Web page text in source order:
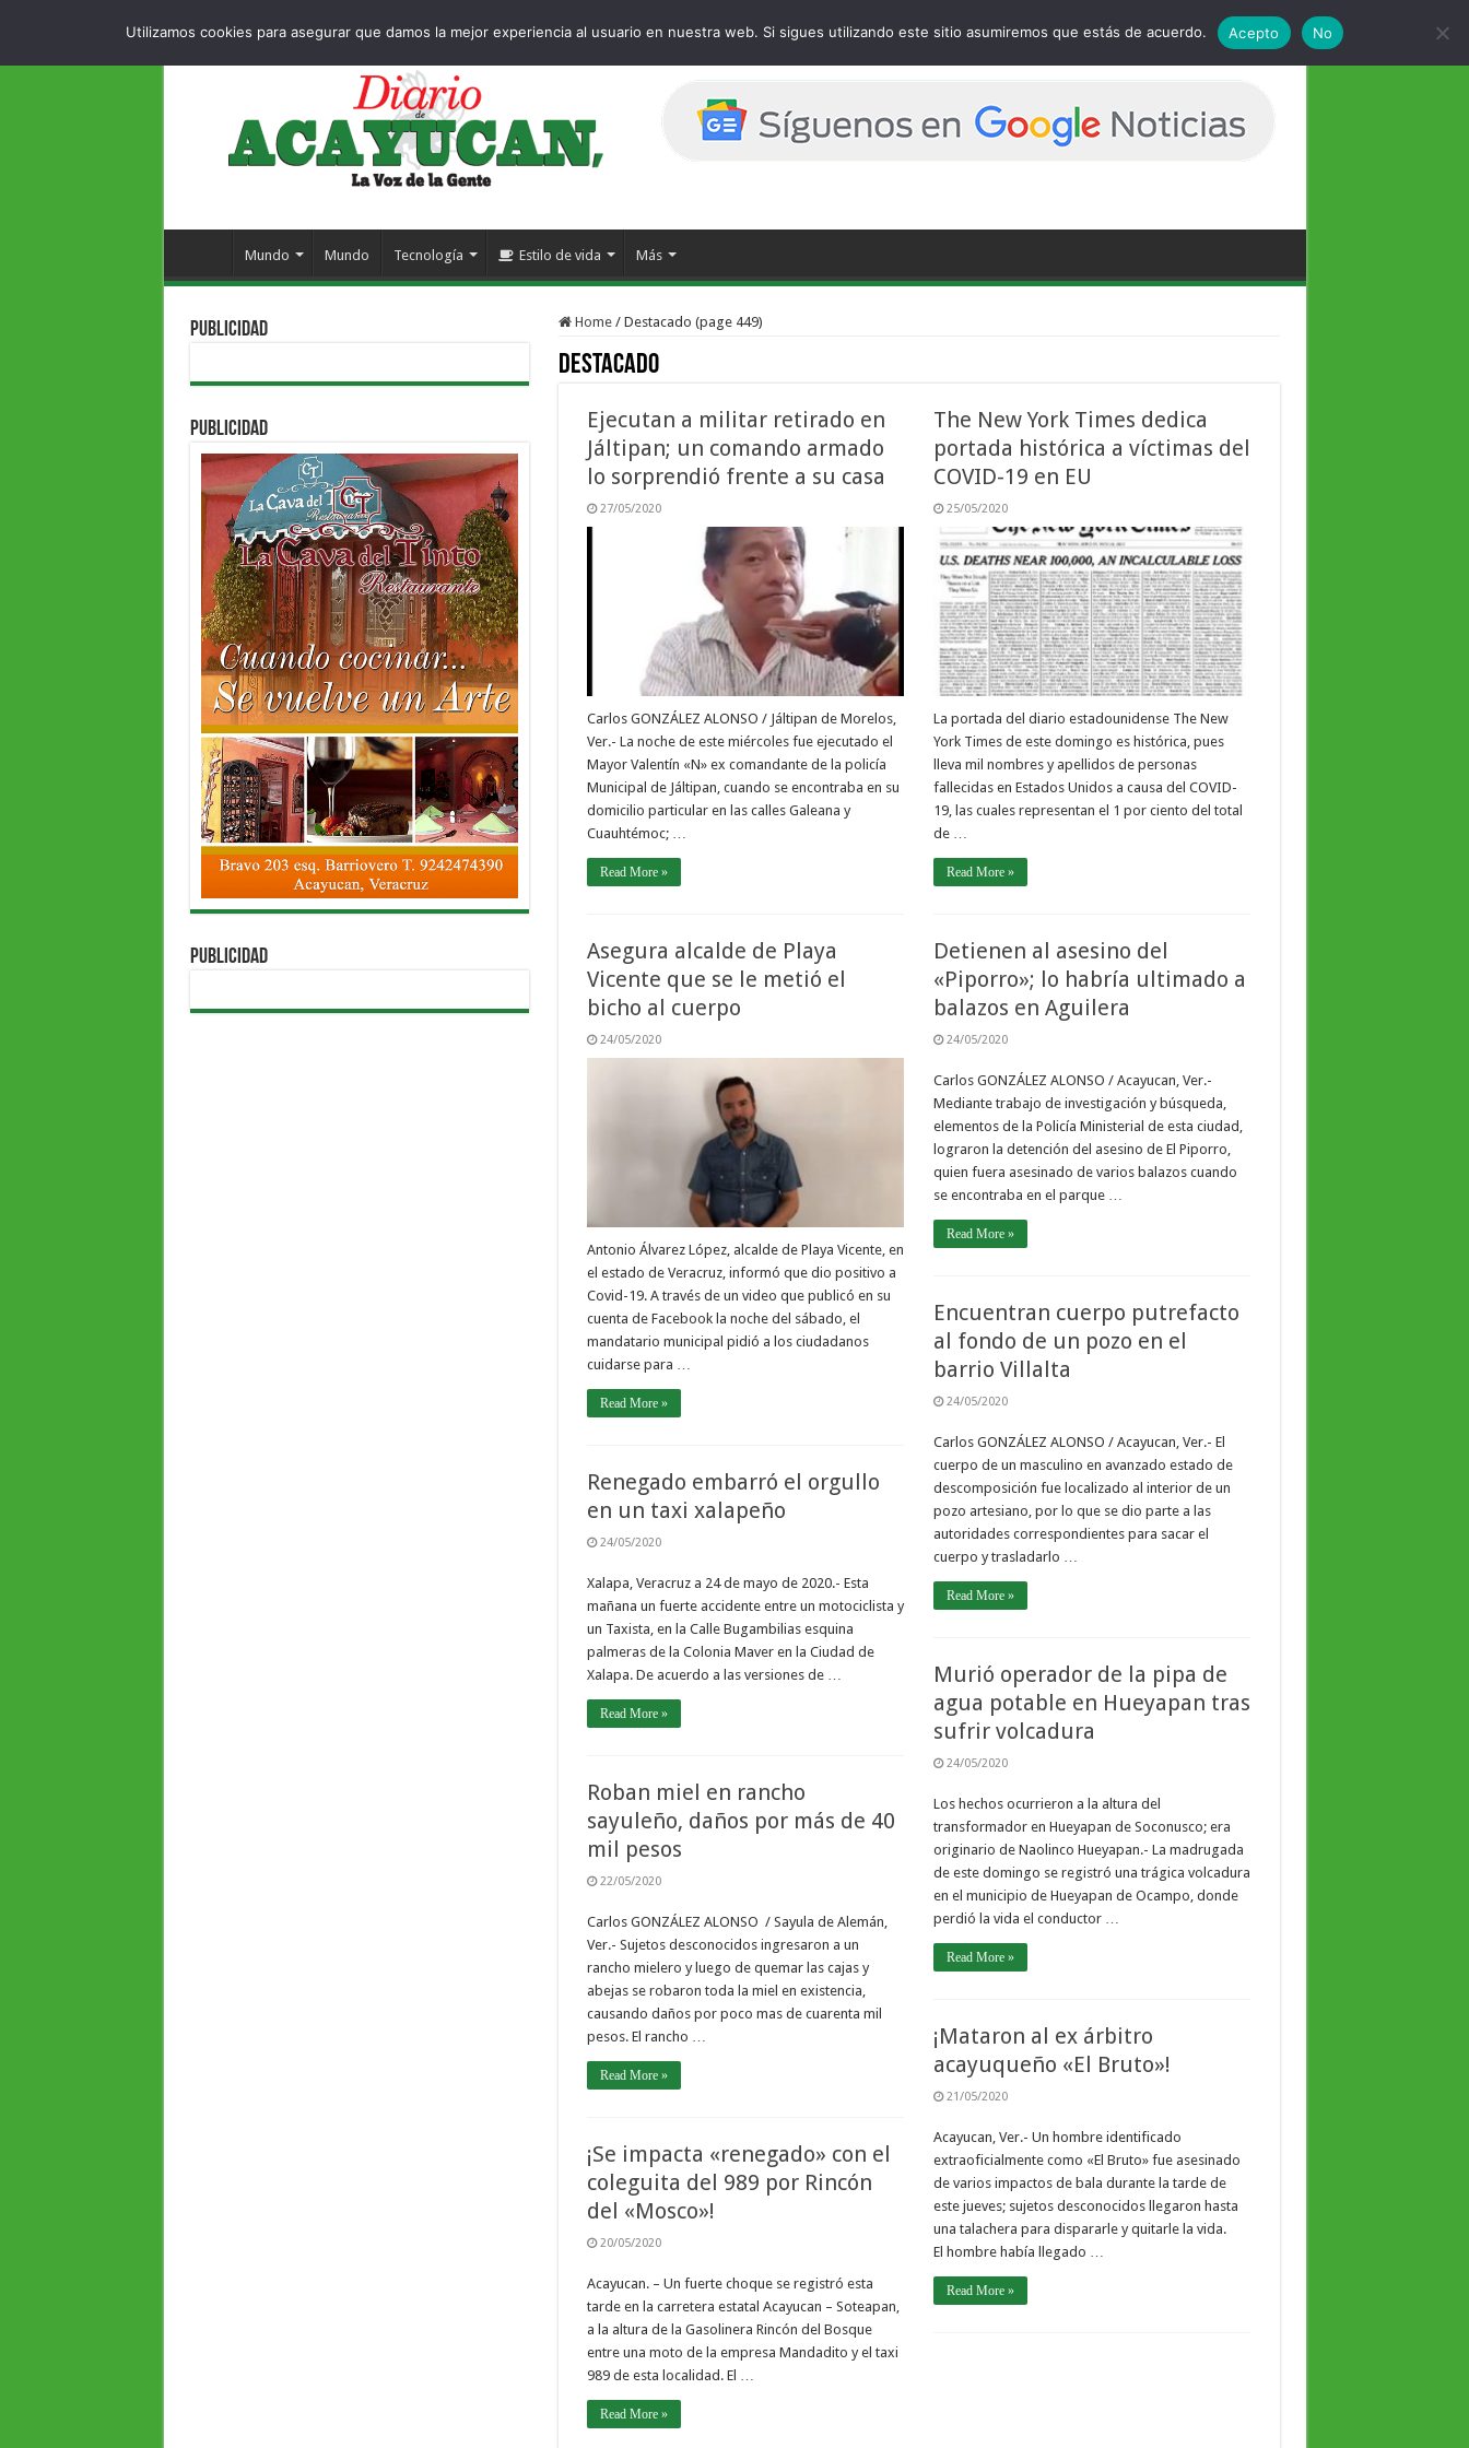
Mundo Mundo Tecnología Estilo de vida Más
Home / Destacado (page 449)
Destacado
Ejecutan a militar retirado en
Jáltipan; un comando armado
lo sorprendió frente a su casa
27/05/2020
Carlos GONZÁLEZ ALONSO / Jáltipan de Morelos,
Ver.- La noche de este miércoles fue ejecutado el
Mayor Valentín «N» ex comandante de la policía
Municipal de Jáltipan, cuando se encontraba en su
domicilio particular en las calles Galeana y
Cuauhtémoc; …
Read More »
The New York Times dedica
portada histórica a víctimas del
COVID-19 en EU
25/05/2020
La portada del diario estadounidense The New
York Times de este domingo es histórica, pues
lleva mil nombres y apellidos de personas
fallecidas en Estados Unidos a causa del COVID-
19, las cuales representan el 1 por ciento del total
de …
Read More »
Asegura alcalde de Playa
Vicente que se le metió el
bicho al cuerpo
24/05/2020
Antonio Álvarez López, alcalde de Playa Vicente, en
el estado de Veracruz, informó que dio positivo a
Covid-19. A través de un video que publicó en su
cuenta de Facebook la noche del sábado, el
mandatario municipal pidió a los ciudadanos
cuidarse para …
Read More »
Detienen al asesino del
«Piporro»; lo habría ultimado a
balazos en Aguilera
24/05/2020
Carlos GONZÁLEZ ALONSO / Acayucan, Ver.-
Mediante trabajo de investigación y búsqueda,
elementos de la Policía Ministerial de esta ciudad,
lograron la detención del asesino de El Piporro,
quien fuera asesinado de varios balazos cuando
se encontraba en el parque …
Read More »
Encuentran cuerpo putrefacto
al fondo de un pozo en el
barrio Villalta
24/05/2020
Carlos GONZÁLEZ ALONSO / Acayucan, Ver.- El
cuerpo de un masculino en avanzado estado de
descomposición fue localizado al interior de un
pozo artesiano, por lo que se dio parte a las
autoridades correspondientes para sacar el
cuerpo y trasladarlo …
Read More »
Renegado embarró el orgullo
en un taxi xalapeño
24/05/2020
Xalapa, Veracruz a 24 de mayo de 2020.- Esta
mañana un fuerte accidente entre un motociclista y
un Taxista, en la Calle Bugambilias esquina
palmeras de la Colonia Maver en la Ciudad de
Xalapa. De acuerdo a las versiones de …
Read More »
Murió operador de la pipa de
agua potable en Hueyapan tras
sufrir volcadura
24/05/2020
Los hechos ocurrieron a la altura del
transformador en Hueyapan de Soconusco; era
originario de Naolinco Hueyapan.- La madrugada
de este domingo se registró una trágica volcadura
en el municipio de Hueyapan de Ocampo, donde
perdió la vida el conductor …
Read More »
Roban miel en rancho
sayuleño, daños por más de 40
mil pesos
22/05/2020
Carlos GONZÁLEZ ALONSO / Sayula de Alemán,
Ver.- Sujetos desconocidos ingresaron a un
rancho mielero y luego de quemar las cajas y
abejas se robaron toda la miel en existencia,
causando daños por poco mas de cuarenta mil
pesos. El rancho …
Read More »
¡Mataron al ex árbitro
acayuqueño «El Bruto»!
21/05/2020
Acayucan, Ver.- Un hombre identificado
extraoficialmente como «El Bruto» fue asesinado
de varios impactos de bala durante la tarde de
este jueves; sujetos desconocidos llegaron hasta
una talachera para dispararle y quitarle la vida.
El hombre había llegado …
Read More »
¡Se impacta «renegado» con el
coleguita del 989 por Rincón
del «Mosco»!
20/05/2020
Acayucan. – Un fuerte choque se registró esta
tarde en la carretera estatal Acayucan – Soteapan,
a la altura de la Gasolinera Rincón del Bosque
entre una moto de la empresa Mandadito y el taxi
989 de esta localidad. El …
Read More »
PUBLICIDAD
PUBLICIDAD
PUBLICIDAD
Utilizamos cookies para asegurar que damos la mejor experiencia al usuario en nuestra web. Si sigues utilizando este sitio asumiremos que estás de acuerdo. Acepto No